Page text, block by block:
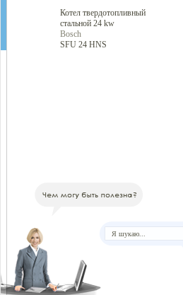
Котел твердотопливный
стальной 24 kw
Bosch
SFU 24 HNS